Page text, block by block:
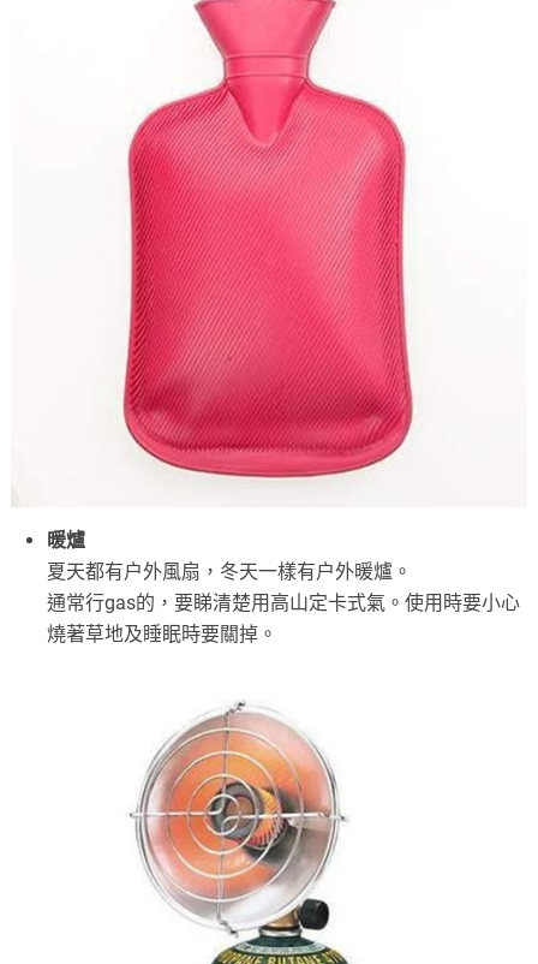
暖爐
夏天都有户外風扇，冬天一樣有户外暖爐。
通常行gas的，要睇清楚用高山定卡式氣。使用時要小心
燒著草地及睡眠時要關掉。